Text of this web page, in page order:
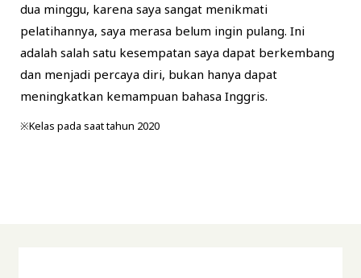
dua minggu, karena saya sangat menikmati
pelatihannya, saya merasa belum ingin pulang. Ini
adalah salah satu kesempatan saya dapat berkembang
dan menjadi percaya diri, bukan hanya dapat
meningkatkan kemampuan bahasa Inggris.
※Kelas pada saat tahun 2020